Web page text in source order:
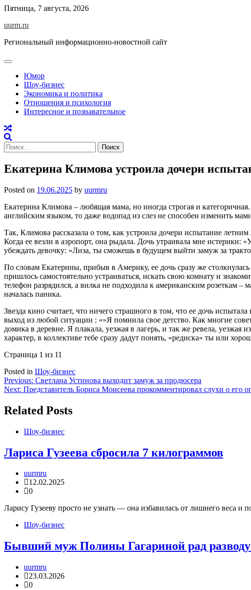
Skip
content
Пятница, 7 августа, 2026
uurm.ru
Региональный информационно-новостной сайт
Юмор
Шоу-бизнес
Экономика и политика
Отношения и психология
Интересное и познавательное
Найти:
Екатерина Климова устроила дочери
Posted on 19.06.2025 by uurmru
Екатерина Климова – любящая мама, но иногда строгая и
английским языком, то даже водопад из слез не способен изменить
Так, Климова рассказала о том, как устроила дочери испытание
Когда ее везли в аэропорт, она рыдала. Дочь утраивала мне
убеждать девочку: «Лиза, ты сможешь в будущем выйти замуж за
По словам Екатерины, прибыв в Америку, ее дочь сразу же
пришлось самостоятельно устраиваться, искать свою комнату и
телефон разрядился, а вилка не подходила к американским розеткам
началась паника.
Звезда кино считает, что ничего страшного в том, что ее дочь
выход из любой ситуации : «»Я помнила свое детство. Как многие
домика в деревне. Я плакала, уезжая в лагерь, и так же ревела,
характер, в коллективе тебе сразу дадут понять, «редиска» ты или
Страница 1 из 11
Posted in Шоу-бизнес
Навигация
по
записям
Previous: Светлана Устинова выходит замуж за продюсера
Next: Представитель Бориса Моисеева прокомментировал слухи о его
Related Posts
Шоу-бизнес
Лариса Гузеева сбросила 7 килограммов
uurmru
12.02.2025
0
Ларису Гузееву просто не узнать — она избавилась от лишнего веса
Шоу-бизнес
Бывший муж Полины Гагариной рад разводу
uurmru
23.03.2026
0